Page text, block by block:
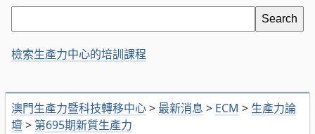
澳門生產力暨科技轉移中心> 最新消息 > ECM > 生產力論
壇> 第695期新質生產力
檢索生產力中心的培訓課程